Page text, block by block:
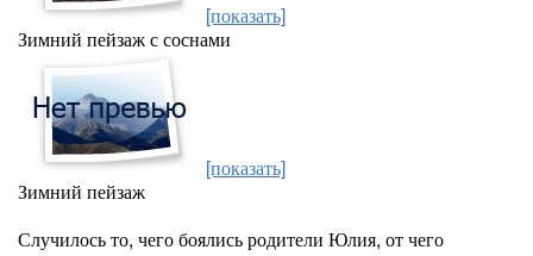
[показать]
Зимний пейзаж с соснами
[показать]
Зимний пейзаж
Случилось то, чего боялись родители Юлия, от чего